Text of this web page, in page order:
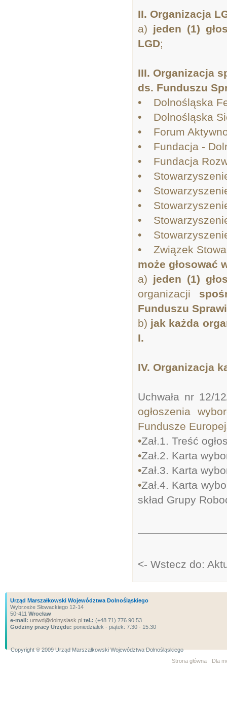
II. Organizacja
a) jeden (1)
LGD;
III. Organizacja
ds. Funduszu
• Dolnośląska
• Dolnośląska
• Forum
• Fundacja -
• Fundacja
•
•
•
•
•
• Związek
może głosować
a) jeden (1)
organizacji
Funduszu
b) jak każda
I.
IV. Organizacja
Uchwała nr 12/
ogłoszenia
Fundusze
•Zał.1. Treść
•Zał.2. Karta
•Zał.3. Karta
•Zał.4. Karta
skład Grupy
<- Wstecz do:
Urząd Marszałkowski Województwa Dolnośląskiego
Wybrzeże Słowackiego 12-14
50-411 Wrocław
e-mail: umwd@dolnyslask.pl tel.: (+48 71) 776 90 53
Godziny pracy Urzędu: poniedziałek - piątek: 7.30 - 15.30
Copyright ® 2009 Urząd Marszałkowski Województwa Dolnośląskiego
Strona główna
Dla